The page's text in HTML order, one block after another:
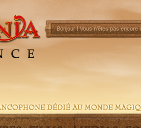
Bonjour !Vous n'êtes pas encore